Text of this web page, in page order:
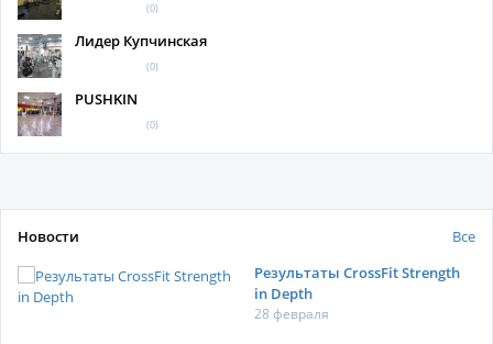
(0)
Лидер Купчинская
(0)
PUSHKIN
(0)
Новости
Все
Результаты CrossFit Strength
in Depth
28 февраля